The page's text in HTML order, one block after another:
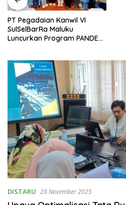
PT Pegadaian Kanwil VI
SulSelBarRa Maluku
Luncurkan Program PANDE
DISTARU 28 November 2025